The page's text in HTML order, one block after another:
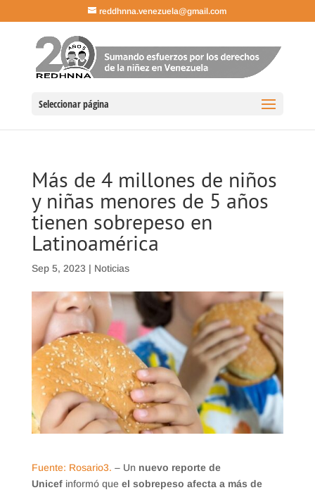
reddhnna.venezuela@gmail.com
Seleccionar página
Más de 4 millones de niños
y niñas menores de 5 años
tienen sobrepeso en
Latinoamérica
Sep 5, 2023 | Noticias
Fuente: Rosario3. – Un nuevo reporte de
Unicefinformó que el sobrepeso afecta a más de